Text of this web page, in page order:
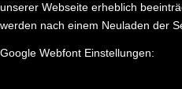
unserer Webseite erheblich
werden nach einem Neuladen der
Google Webfont Einstellungen: